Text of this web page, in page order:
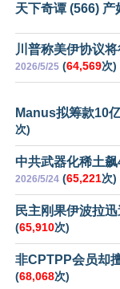
天下奇谭 (566)
川普称美伊协议
2026/5/25 (64,569次)
Manus拟筹款10
次)
中共武器化稀土
2026/5/24 (65,221次)
民主刚果伊波拉
(65,910次)
非CPTPP会员却
(68,068次)